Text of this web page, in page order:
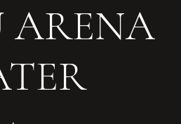
ARENA